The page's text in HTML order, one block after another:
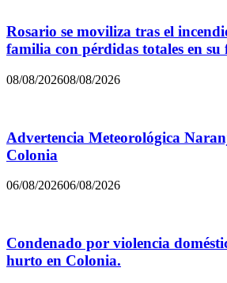
Rosario se moviliza tras el
familia con pérdidas totales en su
08/08/202608/08/2026
Advertencia Meteorológica
Colonia
06/08/202606/08/2026
Condenado por violencia
hurto en Colonia.